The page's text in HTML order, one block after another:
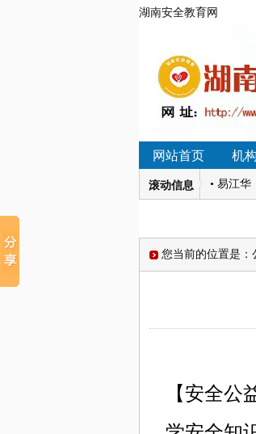
湖南安全教育网
网站首页 机
滚动信息
• 蓄势
• 易江华
• 肖小平
• 肖祺
• 蓄势
• 易江华
您当前的位置是：
【安全